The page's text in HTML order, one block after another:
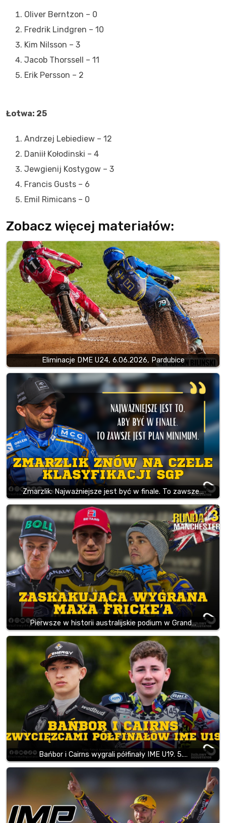
Oliver Berntzon – 0
Fredrik Lindgren – 10
Kim Nilsson – 3
Jacob Thorssell – 11
Erik Persson – 2
Łotwa: 25
Andrzej Lebiediew – 12
Daniił Kołodinski – 4
Jewgienij Kostygow – 3
Francis Gusts – 6
Emil Rimicans – 0
Zobacz więcej materiałów:
Eliminacje DME U24, 6.06.2026, Pardubice
Zmarzlik: Najważniejsze jest być w finale. To zawsze…
Pierwsze w historii australijskie podium w Grand…
Bańbor i Cairns wygrali półfinały IME U19. 5.…